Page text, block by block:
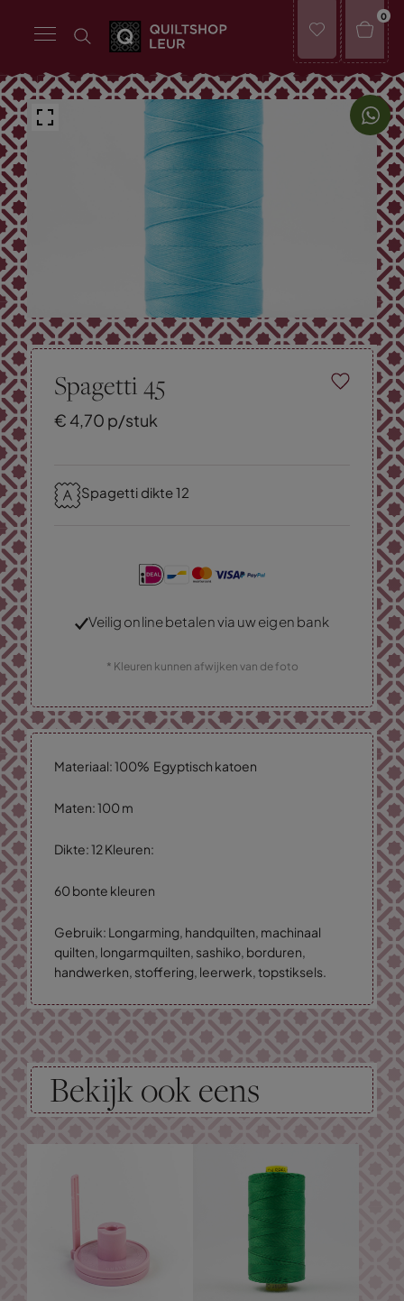
0
Spagetti 45
€ 4,70 p/stuk
Spagetti dikte 12
Veilig online betalen via uw eigen bank
* Kleuren kunnen afwijken van de foto
Materiaal: 100% Egyptisch katoen
Maten: 100 m
Dikte: 12 Kleuren:
60 bonte kleuren
Gebruik: Longarming, handquilten, machinaal
quilten, longarmquilten, sashiko, borduren,
handwerken, stoffering, leerwerk, topstiksels.
Bekijk ook eens